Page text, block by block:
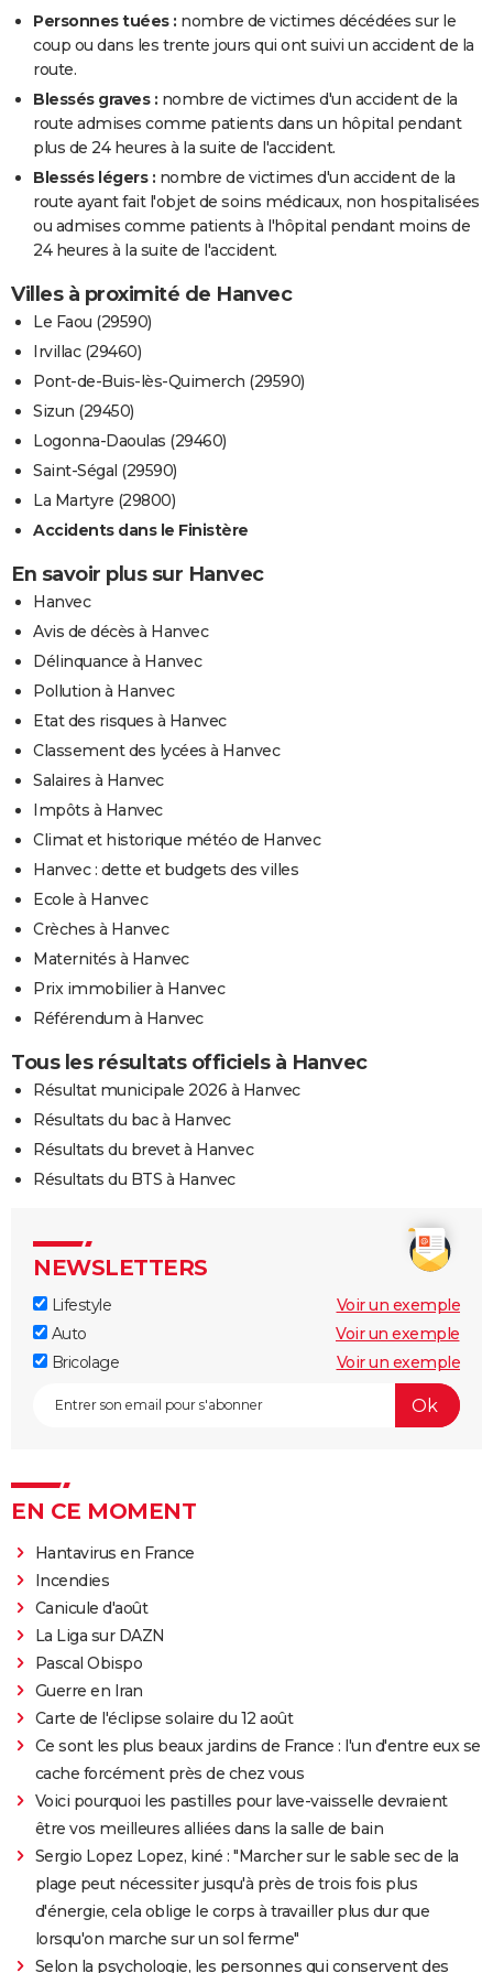
Personnes tuées : nombre de victimes décédées sur le
coup ou dans les trente jours qui ont suivi un accident de la
route.
Blessés graves : nombre de victimes d'un accident de la
route admises comme patients dans un hôpital pendant
plus de 24 heures à la suite de l'accident.
Blessés légers : nombre de victimes d'un accident de la
route ayant fait l'objet de soins médicaux, non hospitalisées
ou admises comme patients à l'hôpital pendant moins de
24 heures à la suite de l'accident.
Villes à proximité de Hanvec
Le Faou (29590)
Irvillac (29460)
Pont-de-Buis-lès-Quimerch (29590)
Sizun (29450)
Logonna-Daoulas (29460)
Saint-Ségal (29590)
La Martyre (29800)
Accidents dans le Finistère
En savoir plus sur Hanvec
Hanvec
Avis de décès à Hanvec
Délinquance à Hanvec
Pollution à Hanvec
Etat des risques à Hanvec
Classement des lycées à Hanvec
Salaires à Hanvec
Impôts à Hanvec
Climat et historique météo de Hanvec
Hanvec : dette et budgets des villes
Ecole à Hanvec
Crèches à Hanvec
Maternités à Hanvec
Prix immobilier à Hanvec
Référendum à Hanvec
Tous les résultats officiels à Hanvec
Résultat municipale 2026 à Hanvec
Résultats du bac à Hanvec
Résultats du brevet à Hanvec
Résultats du BTS à Hanvec
NEWSLETTERS
Lifestyle
Voir un exemple
Auto
Voir un exemple
Bricolage
Voir un exemple
EN CE MOMENT
Hantavirus en France
Incendies
Canicule d'août
La Liga sur DAZN
Pascal Obispo
Guerre en Iran
Carte de l'éclipse solaire du 12 août
Ce sont les plus beaux jardins de France : l'un d'entre eux se
cache forcément près de chez vous
Voici pourquoi les pastilles pour lave-vaisselle devraient
être vos meilleures alliées dans la salle de bain
Sergio Lopez Lopez, kiné : "Marcher sur le sable sec de la
plage peut nécessiter jusqu'à près de trois fois plus
d'énergie, cela oblige le corps à travailler plus dur que
lorsqu'on marche sur un sol ferme"
Selon la psychologie, les personnes qui conservent des